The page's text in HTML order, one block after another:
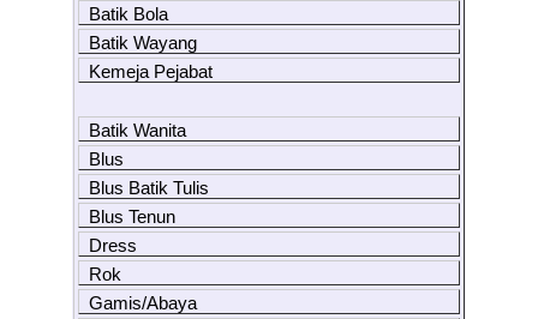
Batik Bola
Batik Wayang
Kemeja Pejabat
Batik Wanita
Blus
Blus Batik Tulis
Blus Tenun
Dress
Rok
Gamis/Abaya